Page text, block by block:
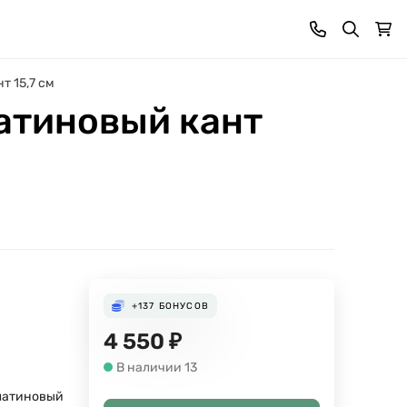
15,7 см
кант
+137 БОНУСОВ
4 550 ₽
В наличии 13